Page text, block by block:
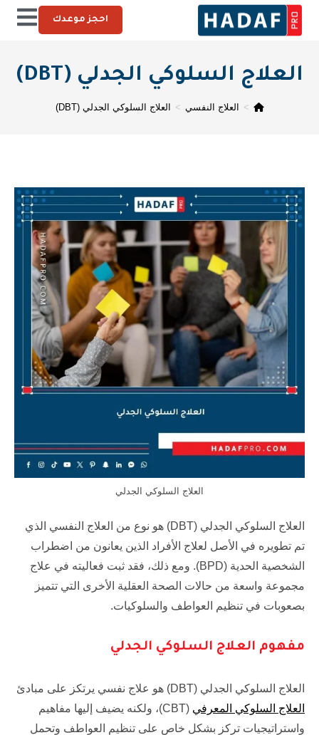
احجز موعدك
العلاج السلوكي الجدلي (DBT)
> العلاج النفسي > العلاج السلوكي الجدلي (DBT)
العلاج السلوكي الجدلي
العلاج السلوكي الجدلي (DBT) هو نوع من العلاج النفسي الذي
تم تطويره في الأصل لعلاج الأفراد الذين يعانون من اضطراب
الشخصية الحدية (BPD). ومع ذلك، فقد ثبت فعاليته في علاج
مجموعة واسعة من حالات الصحة العقلية الأخرى التي تتميز
بصعوبات في تنظيم العواطف والسلوكيات.
مفهوم العلاج السلوكي الجدلي
العلاج السلوكي الجدلي (DBT) هو علاج نفسي يرتكز على مبادئ
العلاج السلوكي المعرفي
(CBT)، ولكنه يضيف إليها مفاهيم
واستراتيجيات تركز بشكل خاص على تنظيم العواطف وتحمل